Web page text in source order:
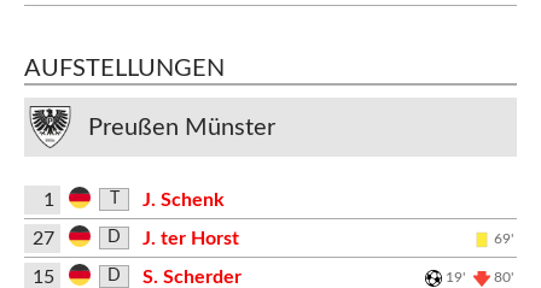
AUFSTELLUNGEN
Preußen Münster
1
J. Schenk
27
D J. ter Horst 69'
15 D S. Scherder 19' 80'